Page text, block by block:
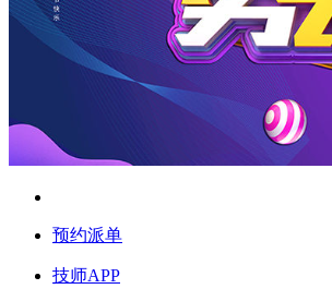
预约派单
技师APP